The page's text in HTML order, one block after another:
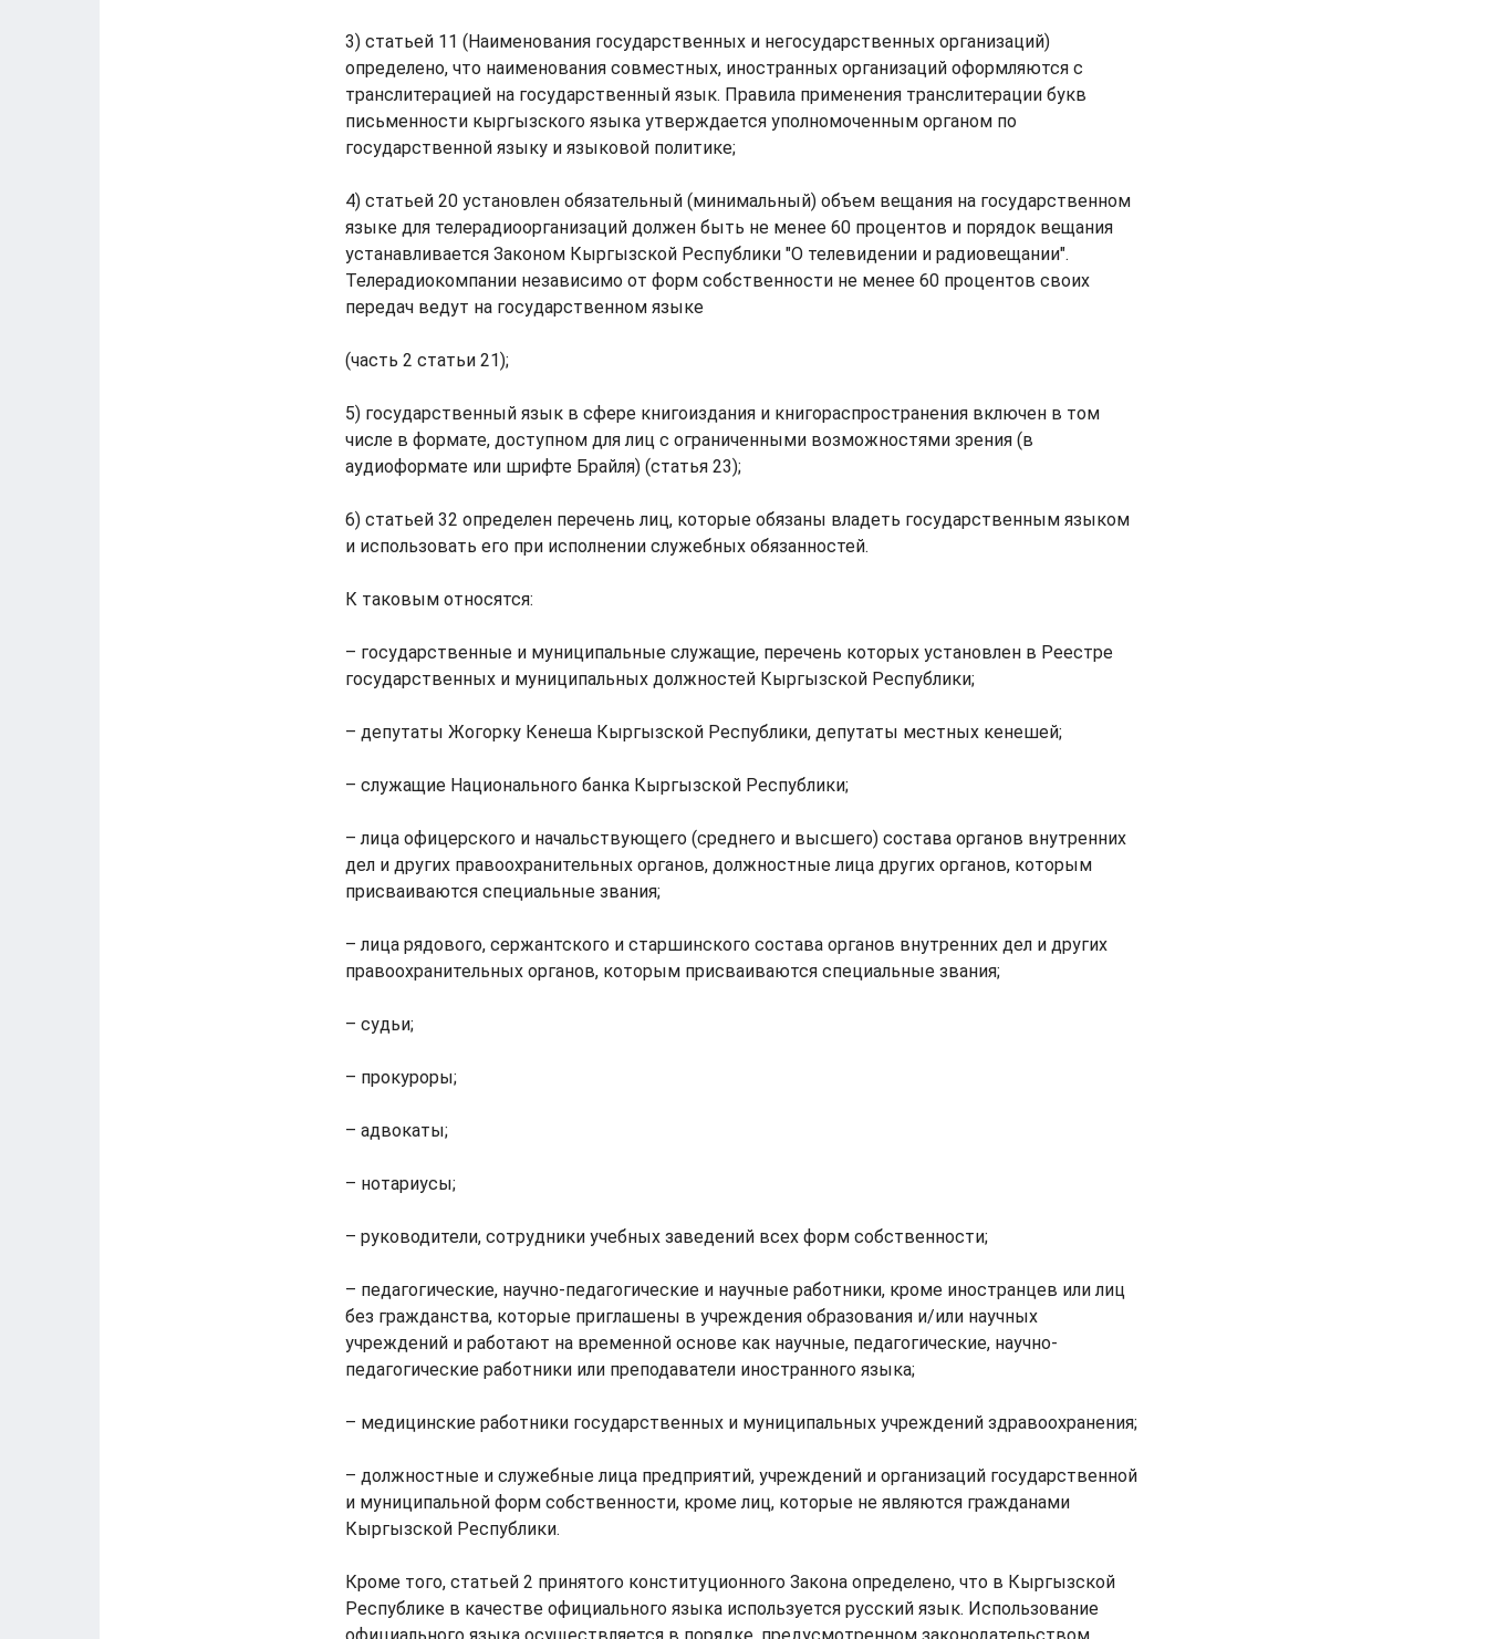
3) статьей 11 (Наименования государственных и негосударственных организаций)
определено, что наименования совместных, иностранных организаций оформляются с
транслитерацией на государственный язык. Правила применения транслитерации букв
письменности кыргызского языка утверждается уполномоченным органом по
государственной языку и языковой политике;
4) статьей 20 установлен обязательный (минимальный) объем вещания на государственном
языке для телерадиоорганизаций должен быть не менее 60 процентов и порядок вещания
устанавливается Законом Кыргызской Республики "О телевидении и радиовещании".
Телерадиокомпании независимо от форм собственности не менее 60 процентов своих
передач ведут на государственном языке
(часть 2 статьи 21);
5) государственный язык в сфере книгоиздания и книгораспространения включен в том
числе в формате, доступном для лиц с ограниченными возможностями зрения (в
аудиоформате или шрифте Брайля) (статья 23);
6) статьей 32 определен перечень лиц, которые обязаны владеть государственным языком
и использовать его при исполнении служебных обязанностей.
К таковым относятся:
– государственные и муниципальные служащие, перечень которых установлен в Реестре
государственных и муниципальных должностей Кыргызской Республики;
– депутаты Жогорку Кенеша Кыргызской Республики, депутаты местных кенешей;
– служащие Национального банка Кыргызской Республики;
– лица офицерского и начальствующего (среднего и высшего) состава органов внутренних
дел и других правоохранительных органов, должностные лица других органов, которым
присваиваются специальные звания;
– лица рядового, сержантского и старшинского состава органов внутренних дел и других
правоохранительных органов, которым присваиваются специальные звания;
– судьи;
– прокуроры;
– адвокаты;
– нотариусы;
– руководители, сотрудники учебных заведений всех форм собственности;
– педагогические, научно-педагогические и научные работники, кроме иностранцев или лиц
без гражданства, которые приглашены в учреждения образования и/или научных
учреждений и работают на временной основе как научные, педагогические, научно-
педагогические работники или преподаватели иностранного языка;
– медицинские работники государственных и муниципальных учреждений здравоохранения;
– должностные и служебные лица предприятий, учреждений и организаций государственной
и муниципальной форм собственности, кроме лиц, которые не являются гражданами
Кыргызской Республики.
Кроме того, статьей 2 принятого конституционного Закона определено, что в Кыргызской
Республике в качестве официального языка используется русский язык. Использование